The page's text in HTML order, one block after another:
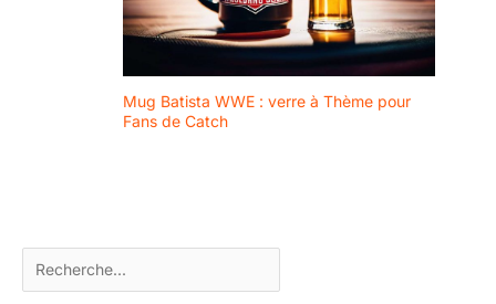
Mug Batista WWE : verre à Thème pour
Fans de Catch